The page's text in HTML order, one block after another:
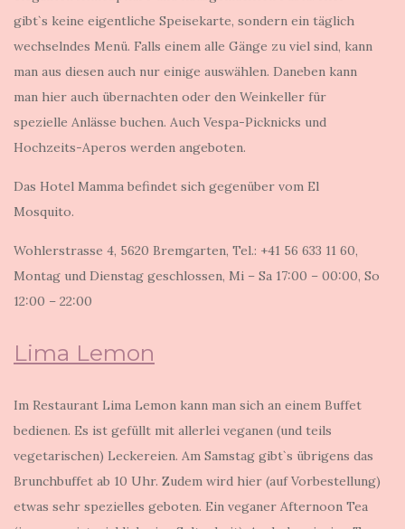
gibt`s keine eigentliche Speisekarte, sondern ein täglich
wechselndes Menü. Falls einem alle Gänge zu viel sind, kann
man aus diesen auch nur einige auswählen. Daneben kann
man hier auch übernachten oder den Weinkeller für
spezielle Anlässe buchen. Auch Vespa-Picknicks und
Hochzeits-Aperos werden angeboten.
Das Hotel Mamma befindet sich gegenüber vom El
Mosquito.
Wohlerstrasse 4, 5620 Bremgarten, Tel.: +41 56 633 11 60,
Montag und Dienstag geschlossen, Mi – Sa 17:00 – 00:00, So
12:00 – 22:00
Lima Lemon
Im Restaurant Lima Lemon kann man sich an einem Buffet
bedienen. Es ist gefüllt mit allerlei veganen (und teils
vegetarischen) Leckereien. Am Samstag gibt`s übrigens das
Brunchbuffet ab 10 Uhr. Zudem wird hier (auf Vorbestellung)
etwas sehr spezielles geboten. Ein veganer Afternoon Tea